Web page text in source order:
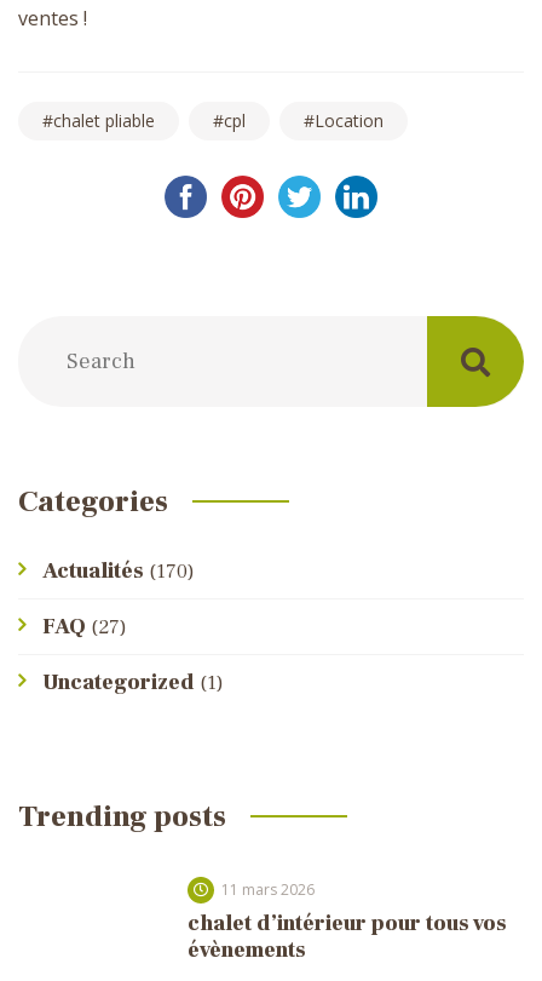
ventes !
chalet pliable cpl Location
Categories
Actualités (170)
FAQ (27)
Uncategorized (1)
Trending posts
11 mars 2026
chalet d’intérieur pour tous vos
évènements